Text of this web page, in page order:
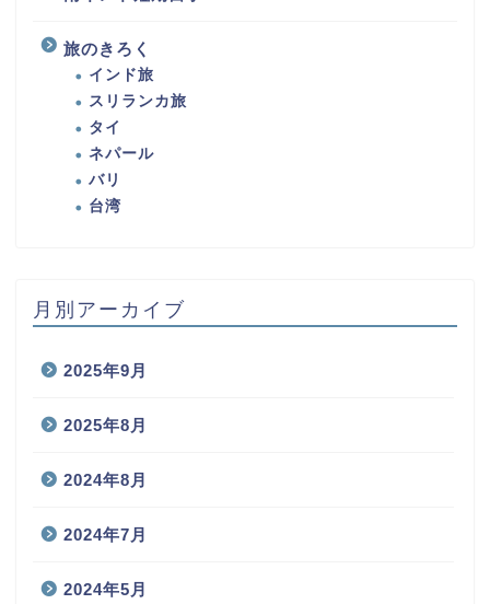
移住
南インド短期留学
旅のきろく
インド旅
スリランカ旅
月別アーカイブ
2025年9月
2025年8月
2024年8月